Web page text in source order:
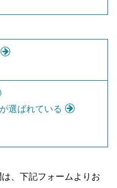
選ばれている
、下記フォームよりお